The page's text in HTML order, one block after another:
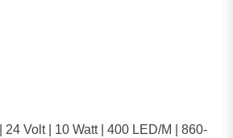
24 Volt | 10 Watt | 400 LED/M | 860-